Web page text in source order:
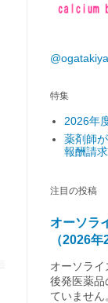
特集
2026年
薬剤師
報酬請求
注目の投稿
オーソラ
（2026年
オーソラ
後発医薬品
ていませ